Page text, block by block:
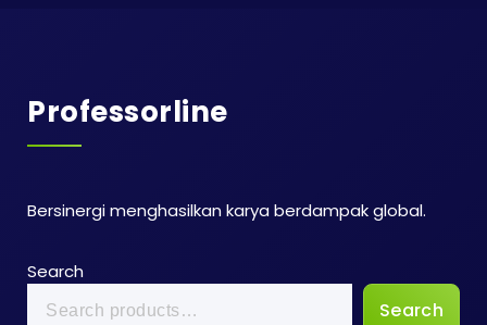
Professorline
Bersinergi menghasilkan karya berdampak global.
Search
Search